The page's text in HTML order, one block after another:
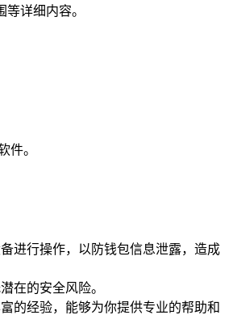
详细内容。
件。
进行操作，以防钱包信息泄露，造成
在的安全风险。
的经验，能够为你提供专业的帮助和